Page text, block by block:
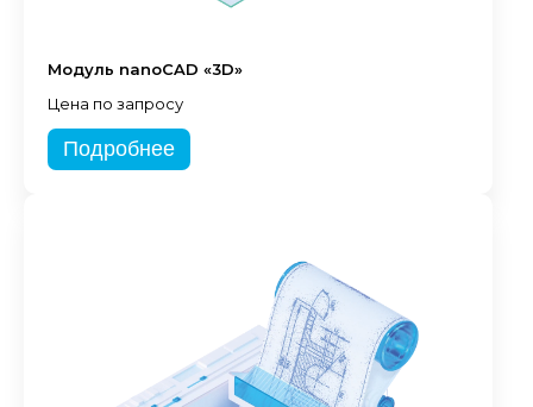
Модуль nanoCAD «3D»
Цена по запросу
Подробнее